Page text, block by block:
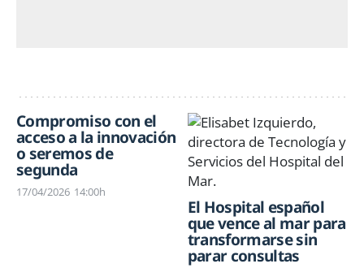
Compromiso con el
acceso a la innovación
o seremos de
segunda
17/04/2026 14:00h
El Hospital español
que vence al mar para
transformarse sin
parar consultas